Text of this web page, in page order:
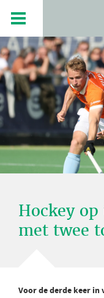
Hockey op
met twee
Voor de derde keer in